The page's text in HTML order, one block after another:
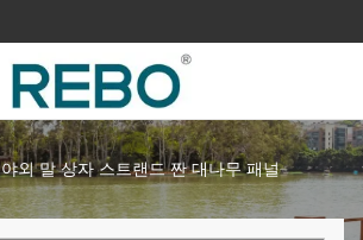
야외 말 상자 스트랜드 짠 대나무 패널